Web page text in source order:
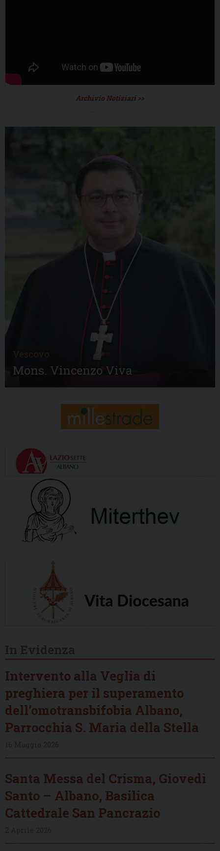
Archivio Notiziari >>
Vescovo
Mons. Vincenzo Viva
Intervento alla Veglia di
preghiera per il superamento
dell’omotransbifobia Albano,
Parrocchia S. Maria della Stella
Santa Messa del Crisma, Giovedì
Santo – Albano, Basilica
Cattedrale San Pancrazio